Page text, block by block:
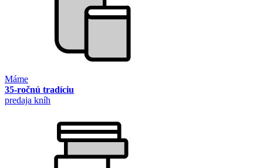
Máme
35-ročnú tradíciu
predaja kníh